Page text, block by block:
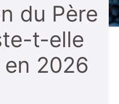
du Père
t-elle
2026